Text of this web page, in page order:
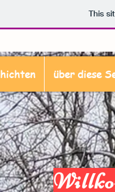
This
über diese